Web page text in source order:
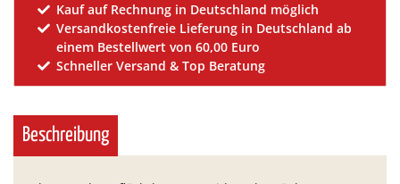
Kauf auf Rechnung in Deutschland möglich
Versandkostenfreie Lieferung in Deutschland ab
einem Bestellwert von 60,00 Euro
Schneller Versand & Top Beratung
Beschreibung